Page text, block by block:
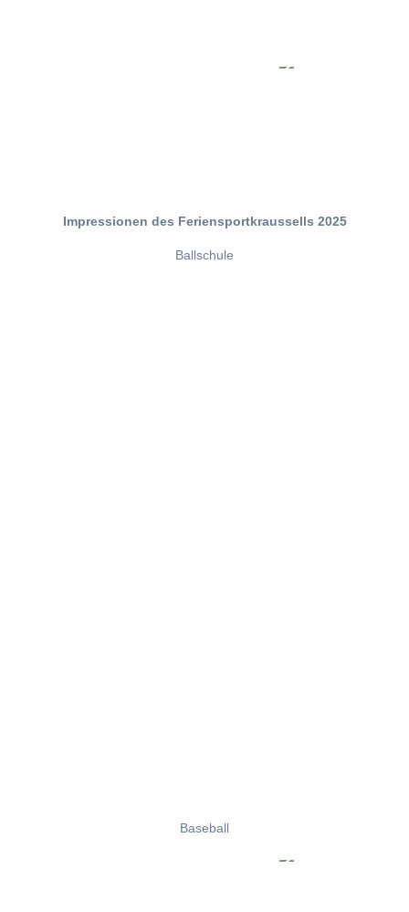
Impressionen des Feriensportkraussells 2025
Ballschule
Baseball